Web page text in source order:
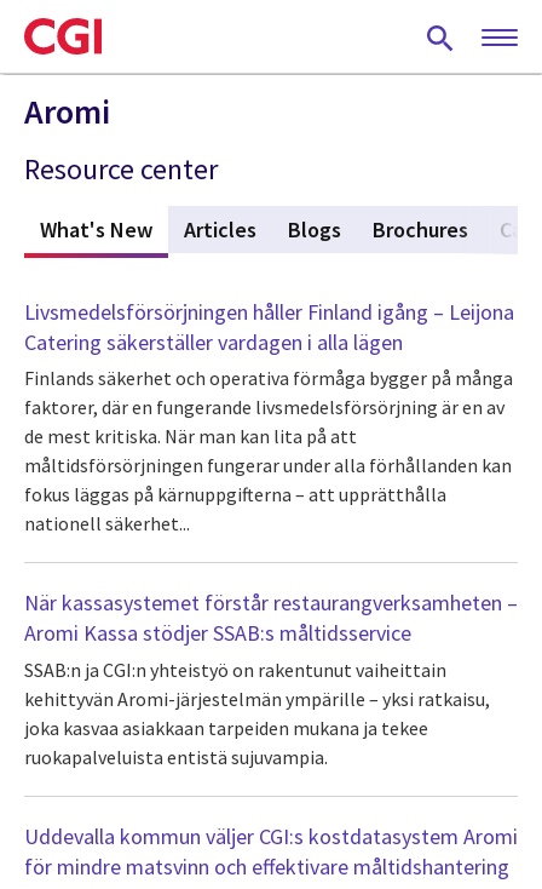
Skip
to
main
content
Aromi
Resource center
What's New (active tab)
Articles Blogs Brochures
Livsmedelsförsörjningen håller Finland igång – Leijona
Catering säkerställer vardagen i alla lägen
Finlands säkerhet och operativa förmåga bygger på många
faktorer, där en fungerande livsmedelsförsörjning är en av
de mest kritiska. När man kan lita på att
måltidsförsörjningen fungerar under alla förhållanden kan
fokus läggas på kärnuppgifterna – att upprätthålla
nationell säkerhet...
När kassasystemet förstår restaurangverksamheten –
Aromi Kassa stödjer SSAB:s måltidsservice
SSAB:n ja CGI:n yhteistyö on rakentunut vaiheittain
kehittyvän Aromi-järjestelmän ympärille – yksi ratkaisu,
joka kasvaa asiakkaan tarpeiden mukana ja tekee
ruokapalveluista entistä sujuvampia.
Uddevalla kommun väljer CGI:s kostdatasystem Aromi
för mindre matsvinn och effektivare måltidshantering